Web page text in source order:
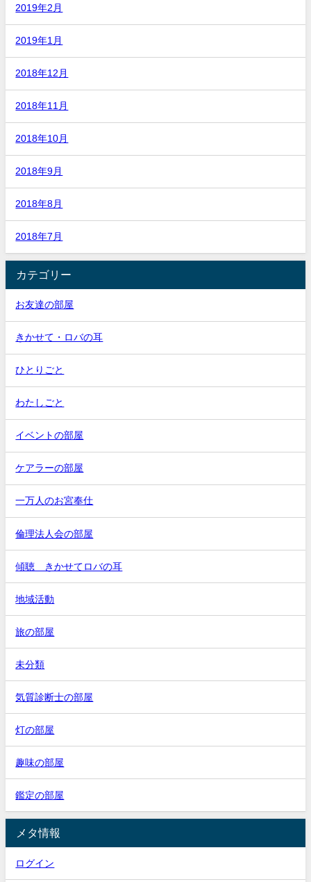
2019年2月
2019年1月
2018年12月
2018年11月
2018年10月
2018年9月
2018年8月
2018年7月
カテゴリー
お友達の部屋
きかせて・ロバの耳
ひとりごと
わたしごと
イベントの部屋
ケアラーの部屋
一万人のお宮奉仕
倫理法人会の部屋
傾聴 きかせてロバの耳
地域活動
旅の部屋
未分類
気質診断士の部屋
灯の部屋
趣味の部屋
鑑定の部屋
メタ情報
ログイン